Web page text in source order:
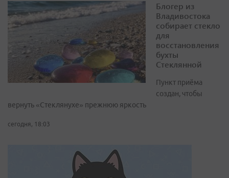
Блогер из
Владивостока
собирает стекло
для
восстановления
бухты
Стеклянной
Пункт приёма
создан, чтобы
вернуть «Стеклянухе» прежнюю яркость
сегодня, 18:03